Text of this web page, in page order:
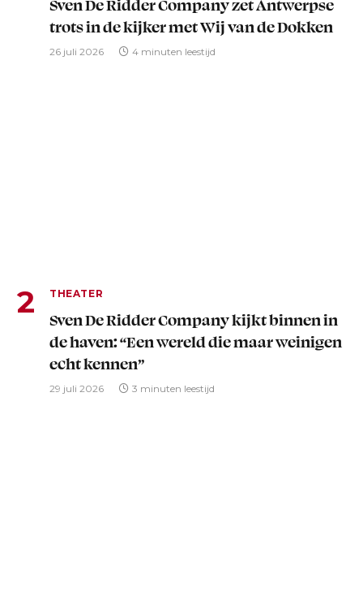
Sven De Ridder Company zet Antwerpse
trots in de kijker met Wij van de Dokken
26 juli 2026 4 minuten leestijd
THEATER
Sven De Ridder Company kijkt binnen in
de haven: “Een wereld die maar weinigen
echt kennen”
29 juli 2026 3 minuten leestijd